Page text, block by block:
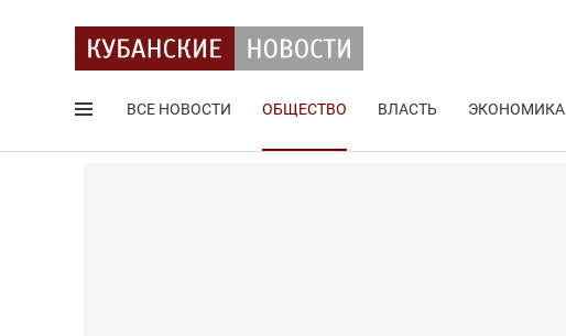
ВСЕ НОВОСТИ ОБЩЕСТВО ВЛАСТЬ ЭКОНОМИКА